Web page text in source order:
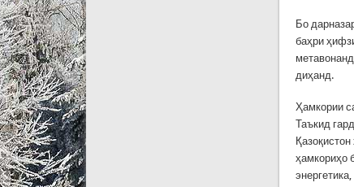
Бо
баҳри
диҳанд.
Ҳамкории
Таъкид
ҳамкориҳо